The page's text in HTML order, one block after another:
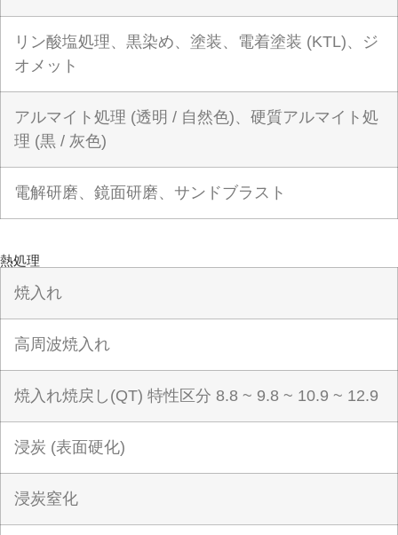
リン酸塩処理、黒染め、塗装、電着塗装 (KTL)、ジ
オメット
アルマイト処理 (透明 / 自然色)、硬質アルマイト処
理 (黒 / 灰色)
電解研磨、鏡面研磨、サンドブラスト
熱処理
焼入れ
高周波焼入れ
焼入れ焼戻し(QT) 特性区分 8.8 ~ 9.8 ~ 10.9 ~ 12.9
浸炭 (表面硬化)
浸炭窒化